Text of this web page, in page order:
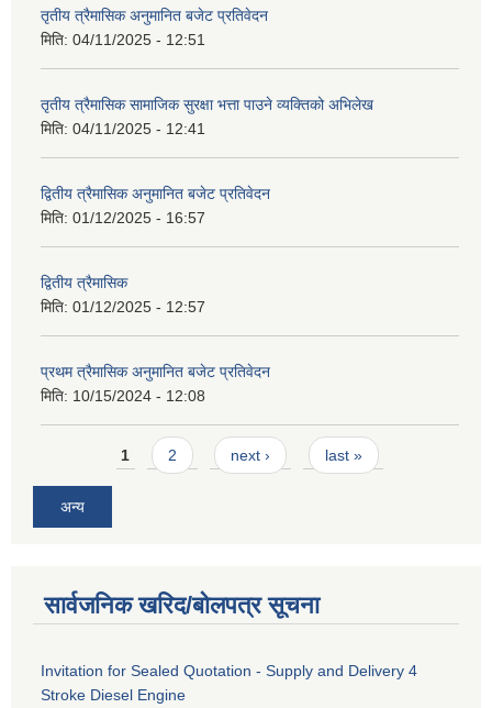
तृतीय त्रैमासिक अनुमानित बजेट प्रतिवेदन
मिति: 04/11/2025 - 12:51
तृतीय त्रैमासिक सामाजिक सुरक्षा भत्ता पाउने व्यक्तिको अभिलेख
मिति: 04/11/2025 - 12:41
द्वितीय त्रैमासिक अनुमानित बजेट प्रतिवेदन
मिति: 01/12/2025 - 16:57
द्वितीय त्रैमासिक
मिति: 01/12/2025 - 12:57
प्रथम त्रैमासिक अनुमानित बजेट प्रतिवेदन
मिति: 10/15/2024 - 12:08
Pages1 2 next › last »
अन्य
सार्वजनिक खरिद/बोलपत्र सूचना
Invitation for Sealed Quotation - Supply and Delivery 4
Stroke Diesel Engine